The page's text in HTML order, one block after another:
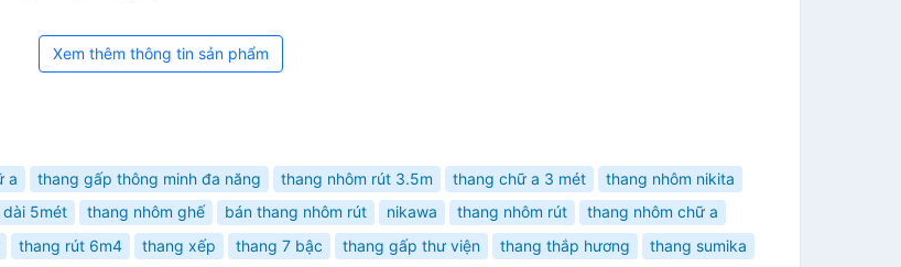
Xem thêm thông tin sản phẩm
a thang gấp thông minh đa năng thang nhôm rút 3.5m thang chữ a 3 mét
thang nhôm nikita
5mét thang nhôm ghế bán thang nhôm rút nikawa thang nhôm rút
thang nhôm chữ a
thang rút 6m4 thang xếp thang 7 bậc thang gấp thư viện thang thắp hương
thang sumika